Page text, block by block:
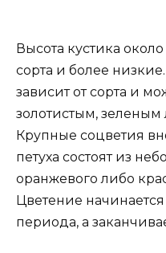
Высота кустика
сорта и более
зависит от сорта и
золотистым,
Крупные соцветия
петуха состоят из
оранжевого либо
Цветение
периода, а